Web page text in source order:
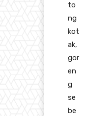
to
ng
kot
ak,
gor
en
g
se
be